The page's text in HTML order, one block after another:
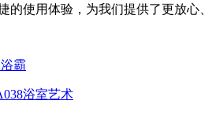
的使用体验，为我们提供了更放
霸
浴室艺术